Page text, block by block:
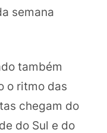
semana
também
o ritmo das
chegam do
do Sul e do